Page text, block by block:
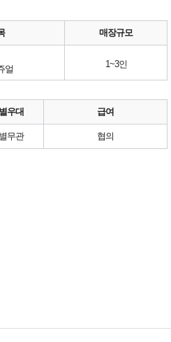
매장규모
얼 1~3인
우대 급여
무관 협의